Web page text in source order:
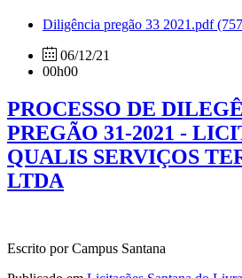
Diligência pregão 33 2021.pdf
06/12/21
00h00
PROCESSO DE
PREGÃO 31-2021 -
QUALIS SERVIÇOS
LTDA
Escrito por Campus Santana